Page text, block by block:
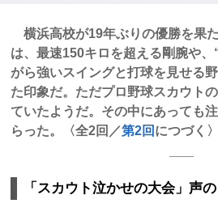
横浜高校が19年ぶりの優勝を果
は、最速150キロを超える剛腕や
がら強いスイングと打球を見せる
た印象だ。ただプロ野球スカウト
ていたようだ。その中にあっても
らった。〈全2回／第2回 につづく〉
「スカウト泣かせの大会」声